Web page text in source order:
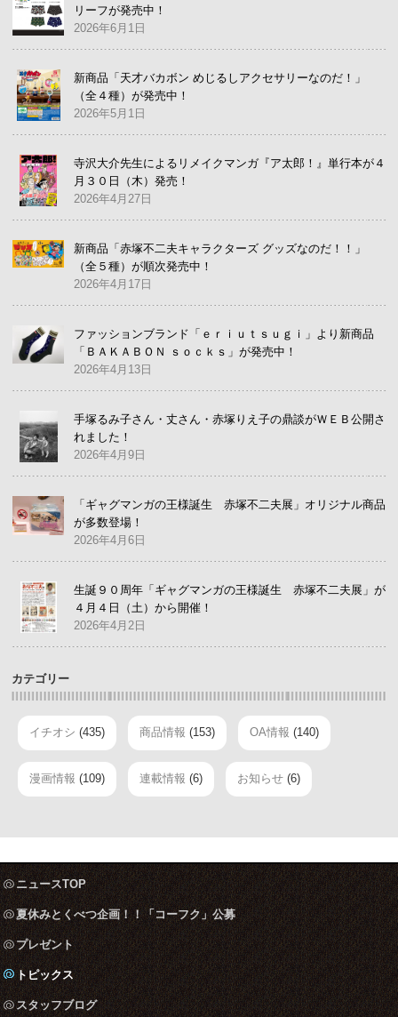
リーフが発売中！
2026年6月1日
新商品「天才バカボン めじるしアクセサリーなのだ！」
（全４種）が発売中！
2026年5月1日
寺沢大介先生によるリメイクマンガ『ア太郎！』単行本が４
月３０日（木）発売！
2026年4月27日
新商品「赤塚不二夫キャラクターズ グッズなのだ！！」
（全５種）が順次発売中！
2026年4月17日
ファッションブランド「ｅｒｉｕｔｓｕｇｉ」より新商品
「ＢＡＫＡＢＯＮ ｓｏｃｋｓ」が発売中！
2026年4月13日
手塚るみ子さん・丈さん・赤塚りえ子の鼎談がＷＥＢ公開さ
れました！
2026年4月9日
「ギャグマンガの王様誕生 赤塚不二夫展」オリジナル商品
が多数登場！
2026年4月6日
生誕９０周年「ギャグマンガの王様誕生 赤塚不二夫展」が
４月４日（土）から開催！
2026年4月2日
カテゴリー
イチオシ (435) 商品情報 (153) OA情報 (140)
漫画情報 (109) 連載情報 (6) お知らせ (6)
ニュースTOP
夏休みとくべつ企画！！「コーフク」公募
プレゼント
トピックス
スタッフブログ